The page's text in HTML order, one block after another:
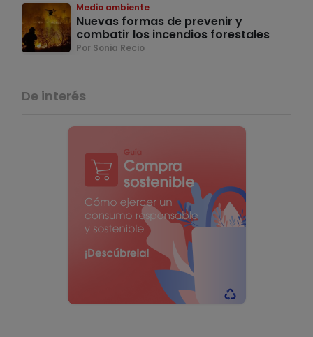
Medio ambiente
Nuevas formas de prevenir y
combatir los incendios forestales
Por Sonia Recio
De interés